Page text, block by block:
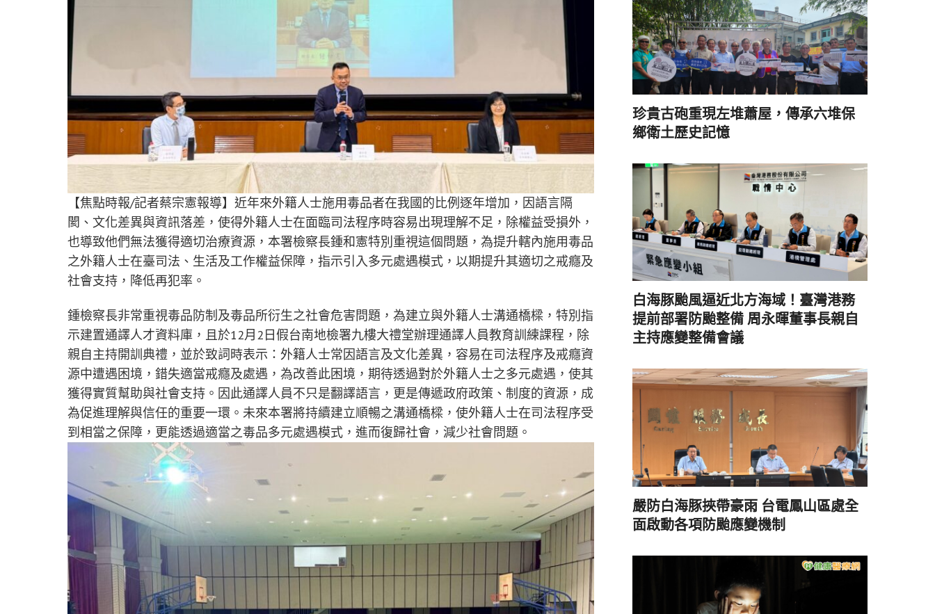
【焦點時報/記者蔡宗憲報導】近年來外籍人士施用毒品者在我國的比例逐年增加，因語言隔
閡、文化差異與資訊落差，使得外籍人士在面臨司法程序時容易出現理解不足，除權益受損外，
也導致他們無法獲得適切治療資源，本署檢察長鍾和憲特別重視這個問題，為提升轄內施用毒品
之外籍人士在臺司法、生活及工作權益保障，指示引入多元處遇模式，以期提升其適切之戒癮及
社會支持，降低再犯率。
鍾檢察長非常重視毒品防制及毒品所衍生之社會危害問題，為建立與外籍人士溝通橋樑，特別指
示建置通譯人才資料庫，且於12月2日假台南地檢署九樓大禮堂辦理通譯人員教育訓練課程，除
親自主持開訓典禮，並於致詞時表示：外籍人士常因語言及文化差異，容易在司法程序及戒癮資
源中遭遇困境，錯失適當戒癮及處遇，為改善此困境，期待透過對於外籍人士之多元處遇，使其
獲得實質幫助與社會支持。因此通譯人員不只是翻譯語言，更是傳遞政府政策、制度的資源，成
為促進理解與信任的重要一環。未來本署將持續建立順暢之溝通橋樑，使外籍人士在司法程序受
到相當之保障，更能透過適當之毒品多元處遇模式，進而復歸社會，減少社會問題。
珍貴古砲重現左堆蕭屋，傳承六堆保
鄉衛土歷史記憶
白海豚颱風逼近北方海域！臺灣港務
提前部署防颱整備 周永暉董事長親自
主持應變整備會議
嚴防白海豚挾帶豪雨 台電鳳山區處全
面啟動各項防颱應變機制